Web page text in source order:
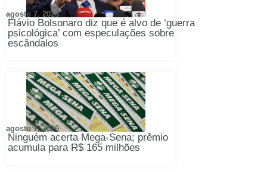
Flávio Bolsonaro diz que é alvo de ‘guerra
psicológica’ com especulações sobre
escândalos
agosto 7, 2026
Ninguém acerta Mega-Sena; prêmio
acumula para R$ 165 milhões
agosto 7, 2026